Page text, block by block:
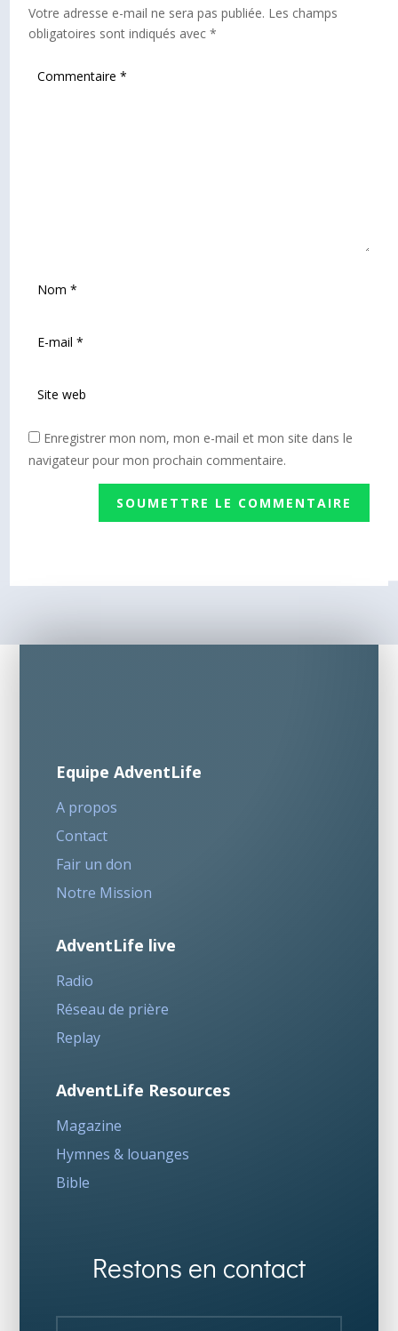
Votre adresse e-mail ne sera pas publiée. Les champs
obligatoires sont indiqués avec*
Enregistrer mon nom, mon e-mail et mon site dans le
navigateur pour mon prochain commentaire.
SOUMETTRE LE COMMENTAIRE
Equipe AdventLife
A propos
Contact
Fair un don
Notre Mission
AdventLife live
Radio
Réseau de prière
Replay
AdventLife Resources
Magazine
Hymnes & louanges
Bible
Restons en contact